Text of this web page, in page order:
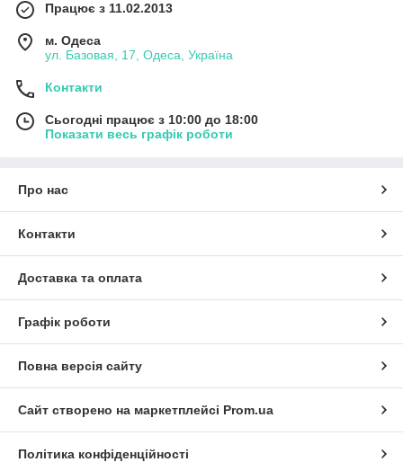
Працює з 11.02.2013
м. Одеса
ул. Базовая, 17, Одеса, Україна
Контакти
Сьогодні працює з 10:00 до 18:00
Показати весь графік роботи
Про нас
Контакти
Доставка та оплата
Графік роботи
Повна версія сайту
Сайт створено на маркетплейсі Prom.ua
Політика конфіденційності